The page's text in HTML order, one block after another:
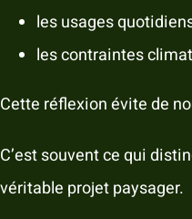
les usages
les contraintes
Cette réflexion évite de
C’est souvent ce qui
véritable projet paysager.